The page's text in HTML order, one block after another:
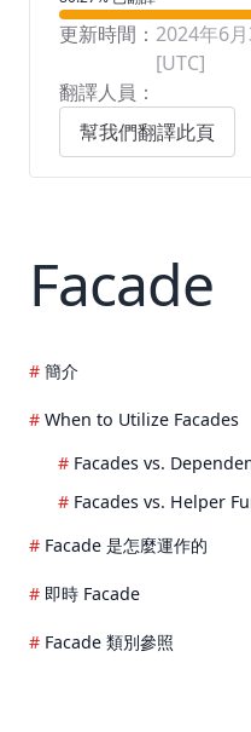
更新時間： 2024年6
[UTC]
翻譯人員：
幫我們翻譯此頁
Facade
簡介
When to Utilize Facades
Facades vs.
Facades vs. Helper
Facade 是怎麼運作的
即時 Facade
Facade 類別參照